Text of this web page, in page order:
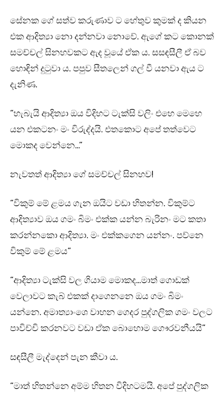
සේනක ගේ සත්ව කරුණාව ට හේතුව කුමක් ද කියන
එක ආදිත්‍යා නො දන්නවා නොවේ. ඇගේ කට කොනක්
සමච්චල් සිනහවකට ඇද වූයේ ඒක ය. සසඳසීලී ඒ බව
හොඳින් දුටුවා ය. පපුව සීතලෙන් ගල් වී යනවා ඇය ට
දැනිණ.
“හැබැයි ආදිත්‍යා ඔය විදිහට ටැක්සි වලිං එහෙ මෙහෙ
යන එකටනං මං විරුද්දයි. එතකොට අපේ තත්වෙට
මොකද වෙන්නෙ…”
නැවතත් ආදිත්‍යා ගේ සමච්චල් සිනහව!
“විකුම් මේ ළමය ගැන ඔයිට වඩා හිතන්න. විකුම්ට
ආදිත්‍යාව ඔය ගමං බිමං එක්ක යන්න බැරිනං මට කතා
කරන්නකො ආදිත්‍යා. මං එක්කගෙන යන්නං. පව්නෙ
විකුම් මේ ළමය”
“ආදිත්‍යා ටැක්සි වල ගියාම මොකද…මාත් ගොඩක්
වෙලාවට කැබ් එකක් දාගෙනනෙ ඔය ගමං බිමං
යන්නෙ. අමාත්‍යාංශෙ වාහන ගෙදර පුද්ගලික ගමං වලට
පාවිච්චි කරනවට වඩා ඒක බොහොම ගෞරවනීයයි”
සඳසීලී මැද්දෙන් පැන කීවා ය.
“මාත් හිතන්නෙ අම්ම හිතන විදිහටමයි. අපේ පුද්ගලික